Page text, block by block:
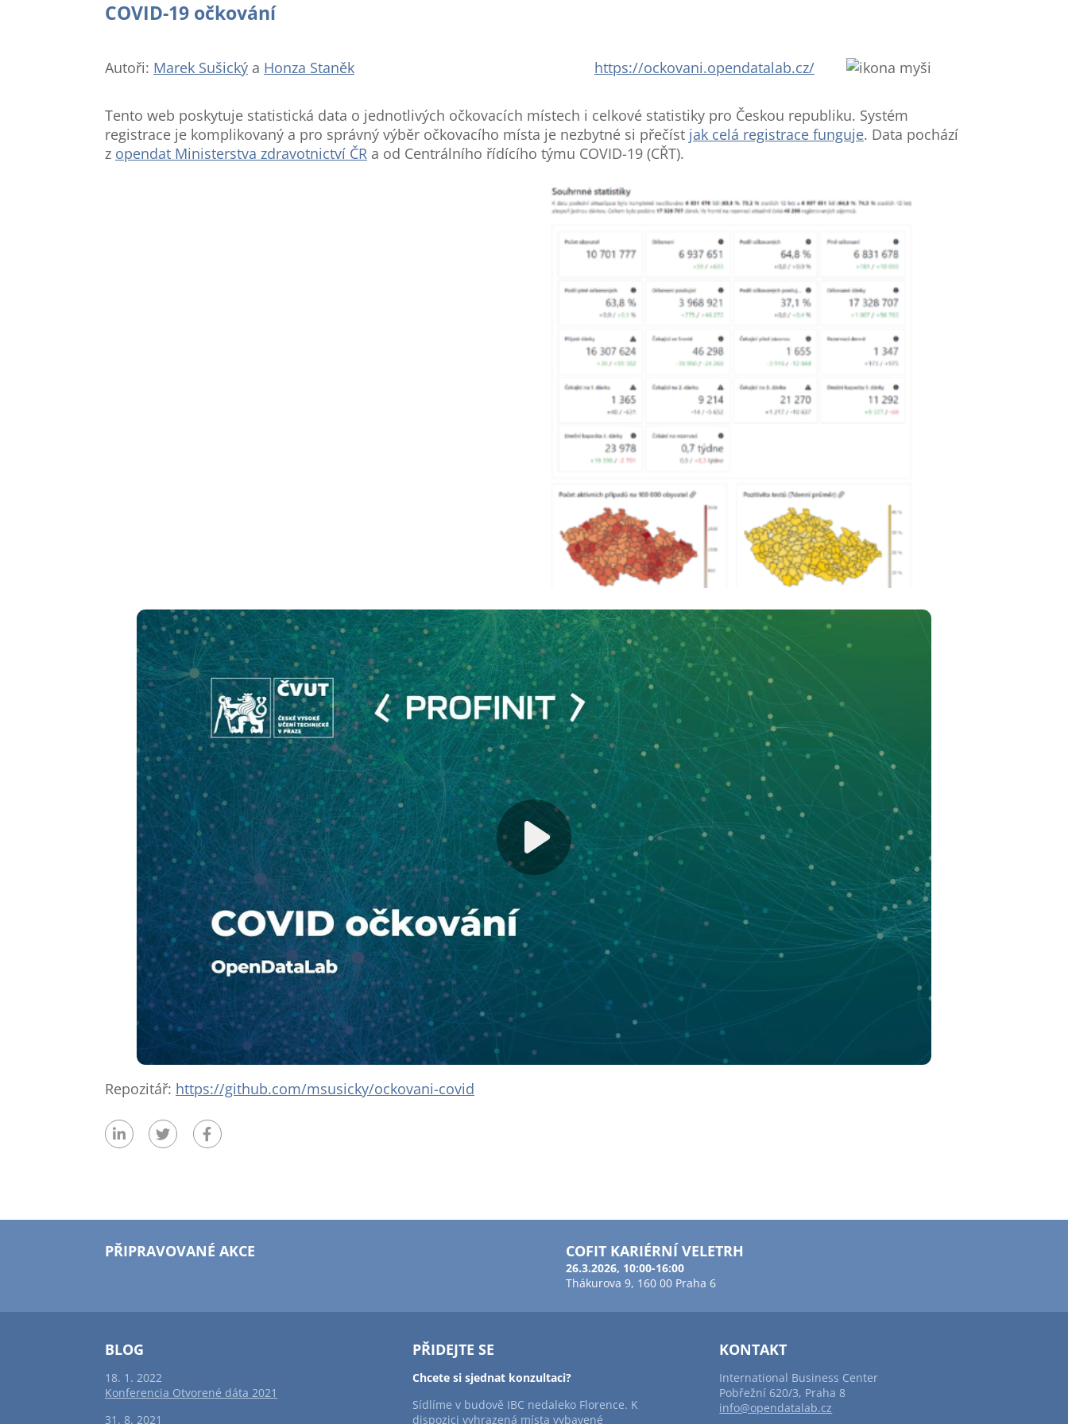
COVID-19 očkování
Autoři: Marek Sušický a Honza Staněk https://ockovani.opendatalab.cz/
Tento web poskytuje statistická data o jednotlivých očkovacích místech i celkové statistiky pro Českou republiku. Systém
registrace je komplikovaný a pro správný výběr očkovacího místa je nezbytné si přečíst jak celá registrace funguje. Data pochází
z opendat Ministerstva zdravotnictví ČR a od Centrálního řídícího týmu COVID-19 (CŘT).
Repozitář: https://github.com/msusicky/ockovani-covid
PŘIPRAVOVANÉ AKCE COFIT KARIÉRNÍ VELETRH
26.3.2026, 10:00-16:00
Thákurova 9, 160 00 Praha 6
BLOG
18. 1. 2022
Konferencia Otvorené dáta 2021
31. 8. 2021
PŘIDEJTE SE
Chcete si sjednat konzultaci?
Sídlíme v budově IBC nedaleko Florence. K
dispozici vyhrazená místa vybavené
KONTAKT
International Business Center
Pobřežní 620/3, Praha 8
info@opendatalab.cz